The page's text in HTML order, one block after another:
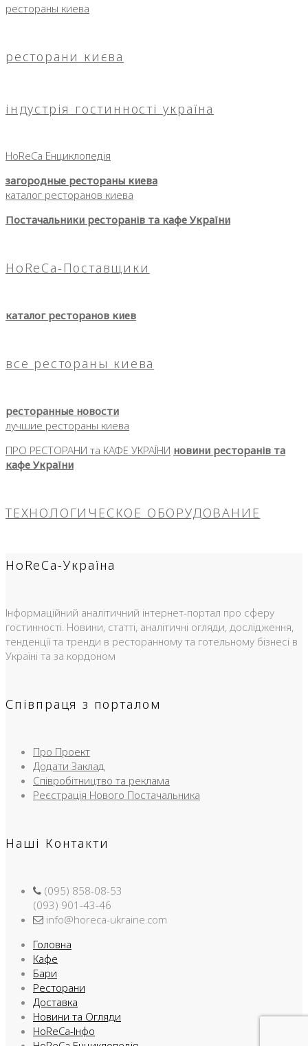
рестораны киева
ресторани києва
індустрія гостинності україна
HoReCa Енциклопедія
загородные рестораны киева
каталог ресторанов киева
Постачальники ресторанів та кафе України
HoReCa-Поставщики
каталог ресторанов киев
все рестораны киева
ресторанные новости
лучшие рестораны киева
ПРО РЕСТОРАНИ та КАФЕ УКРАЇНИ новини ресторанів та
кафе України
ТЕХНОЛОГИЧЕСКОЕ ОБОРУДОВАНИЕ
HoReCa-Україна
Інформаційний аналітичний інтернет-портал про сферу
гостинності. Новини, статті, аналітичні огляди, дослідження,
тенденції та тренди в ресторанному та готельному бізнесі в
Україні та за кордоном
Співпраця з порталом
Про Проект
Додати Заклад
Співробітництво та реклама
Реєстрація Нового Постачальника
Наші Контакти
(095) 858-08-53
(093) 901-43-46
info@horeca-ukraine.com
Головна
Кафе
Бари
Ресторани
Доставка
Новини та Огляди
HoReCa-Інфо